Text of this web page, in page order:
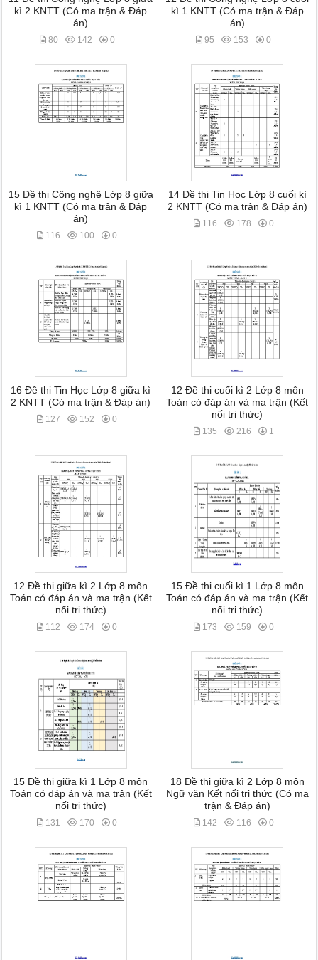
kì 2 KNTT (Có ma trận & Đáp
án)
80 142 0
kì 1 KNTT (Có ma trận & Đáp
án)
95 153 0
15 Đề thi Công nghệ Lớp 8 giữa
kì 1 KNTT (Có ma trận & Đáp
án)
116 100 0
14 Đề thi Tin Học Lớp 8 cuối kì
2 KNTT (Có ma trận & Đáp án)
116 178 0
16 Đề thi Tin Học Lớp 8 giữa kì
2 KNTT (Có ma trận & Đáp án)
127 152 0
12 Đề thi cuối kì 2 Lớp 8 môn
Toán có đáp án và ma trận (Kết
nối tri thức)
135 216 1
12 Đề thi giữa kì 2 Lớp 8 môn
Toán có đáp án và ma trận (Kết
nối tri thức)
112 174 0
15 Đề thi cuối kì 1 Lớp 8 môn
Toán có đáp án và ma trận (Kết
nối tri thức)
173 159 0
15 Đề thi giữa kì 1 Lớp 8 môn
Toán có đáp án và ma trận (Kết
nối tri thức)
131 170 0
18 Đề thi giữa kì 2 Lớp 8 môn
Ngữ văn Kết nối tri thức (Có ma
trận & Đáp án)
142 116 0